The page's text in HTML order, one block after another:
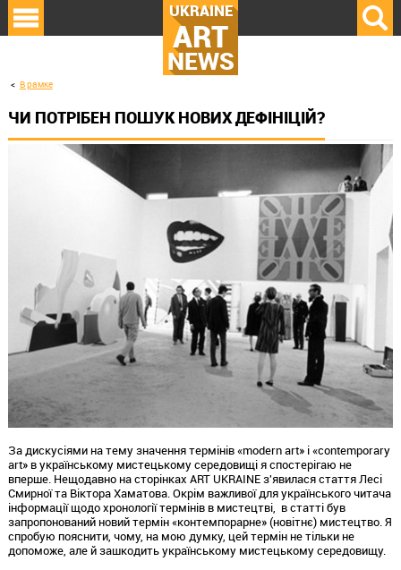
UKRAINE
ART
NEWS
В рамке
ЧИ ПОТРІБЕН ПОШУК НОВИХ ДЕФІНІЦІЙ?
За дискусіями на тему значення термінів «modern art» і «contemporary
art» в українському мистецькому середовищі я спостерігаю не
вперше. Нещодавно на сторінках ART UKRAINE з'явилася стаття Лесі
Смирної та Віктора Хаматова. Окрім важливої для українського читача
інформації щодо хронології термінів в мистецтві, в статті був
запропонований новий термін «контемпорарне» (новітнє) мистецтво. Я
спробую пояснити, чому, на мою думку, цей термін не тільки не
допоможе, але й зашкодить українському мистецькому середовищу.